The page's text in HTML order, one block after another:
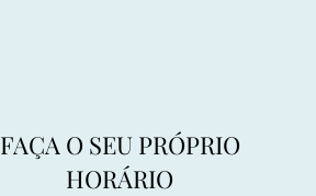
FAÇA O SEU PRÓPRIO
HORÁRIO